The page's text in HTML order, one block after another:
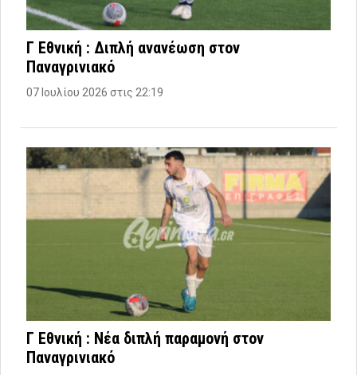
Γ Εθνική : Διπλή ανανέωση στον
Παναγρινιακό
07 Ιουλίου 2026 στις 22:19
Γ Εθνική : Νέα διπλή παραμονή στον
Παναγρινιακό